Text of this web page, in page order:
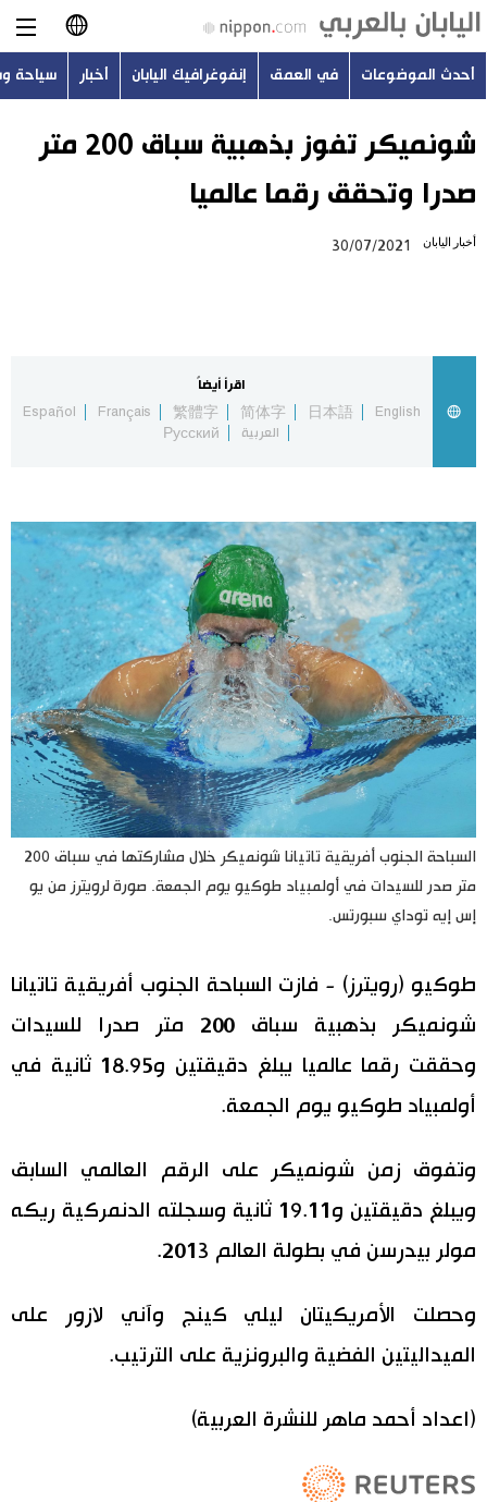
日本語
English
Русский
أحدث الموضوعات
اليابان في فيديو
مانغا وأنيمي
علوم وتكنولوجيا
الأقسام
صور
تجارب وآراء
اقتصاد
مجتمع
لايف ستايل
طوكيو
إعلان
الأكثر تفاعلا
اللغة اليابانية
موسوعة اليابان
المطبخ الياباني
تواصل معنا
أحدث الموضوعات في العمق إنفوغرافيك اليابان أخبار سياحة
شونميكر تفوز بذهبية سباق 200 متر
صدرا وتحقق رقما عالميا
أخبار اليابان 30/07/2021
اقرأ أيضاً
English
日本語
简体字
繁體字
Français
Español
العربية
Русский
السباحة الجنوب أفريقية تاتيانا شونميكر خلال مشاركتها في سباق 200
متر صدر للسيدات في أولمبياد طوكيو يوم الجمعة. صورة لرويترز من يو
إس إيه توداي سبورتس.
طوكيو (رويترز) - فازت السباحة الجنوب أفريقية تاتيانا
شونميكر بذهبية سباق 200 متر صدرا للسيدات
وحققت رقما عالميا يبلغ دقيقتين و18.95 ثانية في
أولمبياد طوكيو يوم الجمعة.
وتفوق زمن شونميكر على الرقم العالمي السابق
ويبلغ دقيقتين و19.11 ثانية وسجلته الدنمركية ريكه
مولر بيدرسن في بطولة العالم 2013.
وحصلت الأمريكيتان ليلي كينج وآني لازور على
الميداليتين الفضية والبرونزية على الترتيب.
(اعداد أحمد ماهر للنشرة العربية)